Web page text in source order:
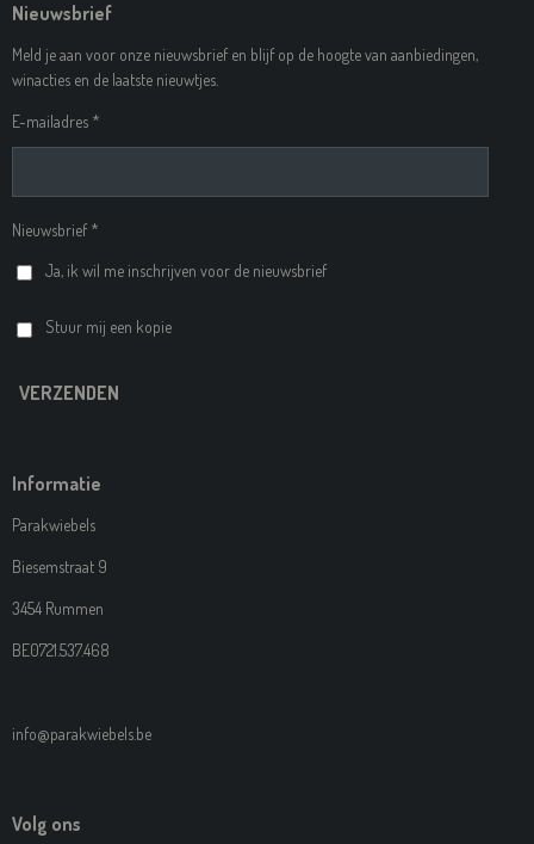
Nieuwsbrief
Meld je aan voor onze nieuwsbrief en blijf op de hoogte van aanbiedingen,
winacties en de laatste nieuwtjes.
E-mailadres *
Nieuwsbrief *
Ja, ik wil me inschrijven voor de nieuwsbrief
Stuur mij een kopie
VERZENDEN
Informatie
Parakwiebels
Biesemstraat 9
3454 Rummen
BE0721.537.468
info@parakwiebels.be
Volg ons